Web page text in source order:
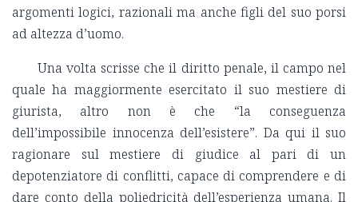
argomenti logici, razionali ma anche figli del suo porsi
ad altezza d’uomo.
Una volta scrisse che il diritto penale, il campo nel
quale ha maggiormente esercitato il suo mestiere di
giurista, altro non è che “la conseguenza
dell’impossibile innocenza dell’esistere”. Da qui il suo
ragionare sul mestiere di giudice al pari di un
depotenziatore di conflitti, capace di comprendere e di
dare conto della poliedricità dell’esperienza umana. Il